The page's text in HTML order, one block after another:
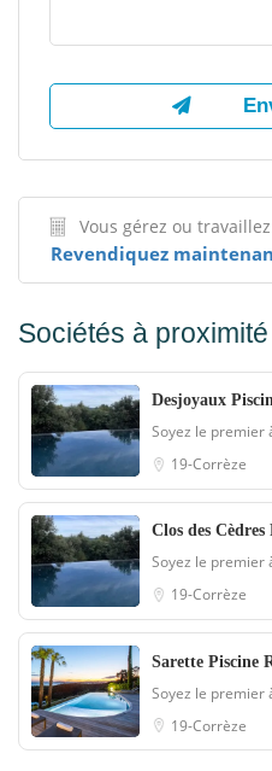
Vous gérez ou
Revendiquez
Sociétés à proximité
Desjoyaux
Soyez le premier
19-Corrèze
Clos des Cèdres
Soyez le premier
19-Corrèze
Sarette Piscine
Soyez le premier
19-Corrèze